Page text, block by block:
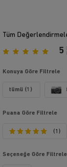
Tüm
5
Konuya Göre Filtrele
tümü (1)
Puana Göre Filtrele
(1)
Seçeneğe Göre Filtrele